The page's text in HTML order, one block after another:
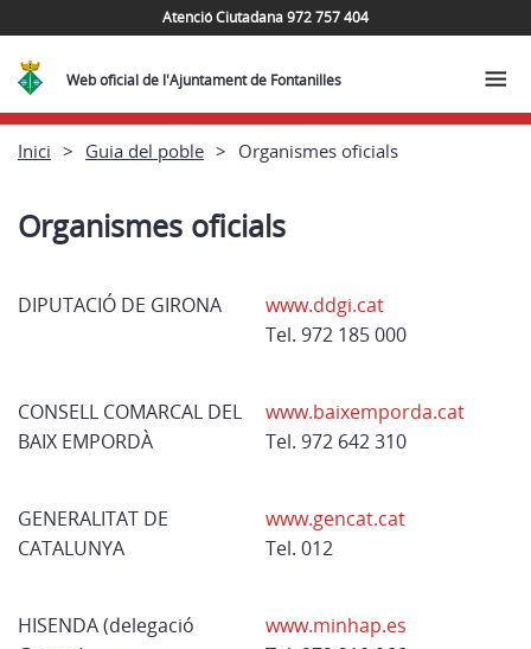
Atenció Ciutadana 972 757 404
Web oficial de l'Ajuntament de Fontanilles
Inici Guia del poble Organismes oficials
Organismes oficials
DIPUTACIÓ DE GIRONA
www.ddgi.cat
Tel. 972 185 000
CONSELL COMARCAL DEL
BAIX EMPORDÀ
www.baixemporda.cat
Tel. 972 642 310
GENERALITAT DE
CATALUNYA
www.gencat.cat
Tel. 012
HISENDA (delegació
www.minhap.es